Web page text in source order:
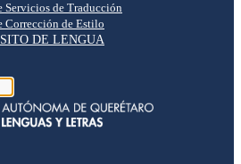
Servicios de Traducción
Corrección de Estilo
DE LENGUA